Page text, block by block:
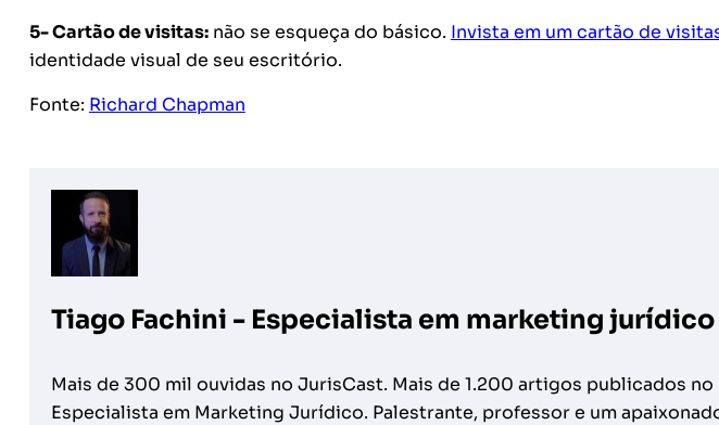
5- Cartão de visitas:não se esqueça do básico. Invista em um cartão de
identidade visual de seu escritório.
Fonte: Richard Chapman
Tiago Fachini - Especialista em marketing jurídico
Mais de 300 mil ouvidas no JurisCast. Mais de 1.200 artigos publicados
Especialista em Marketing Jurídico. Palestrante, professor e um